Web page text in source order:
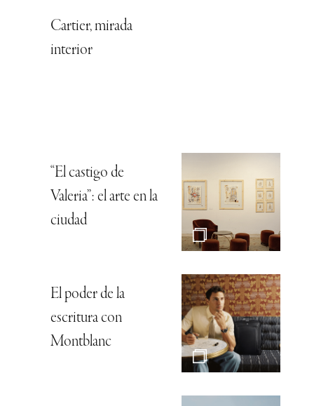
Cartier, mirada
interior
“El castigo de
Valeria”: el arte en la
ciudad
El poder de la
escritura con
Montblanc